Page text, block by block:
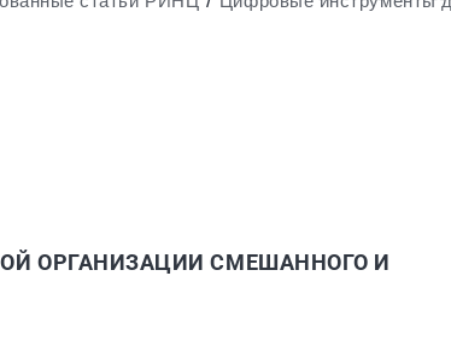
ОРГАНИЗАЦИИ СМЕШАННОГО И